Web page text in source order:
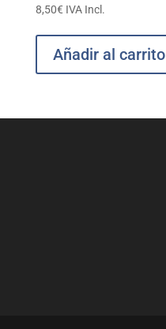
8,50€ IVA Incl.
Añadir al carrito